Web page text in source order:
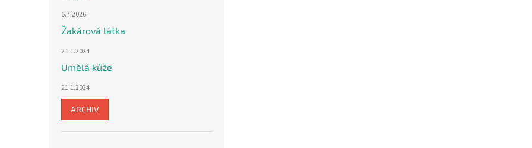
6.7.2026
Žakárová látka
21.1.2024
Umělá kůže
21.1.2024
ARCHIV